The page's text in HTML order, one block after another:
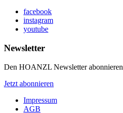
facebook
instagram
youtube
Newsletter
Den HOANZL Newsletter abonnieren
Jetzt abonnieren
Impressum
AGB